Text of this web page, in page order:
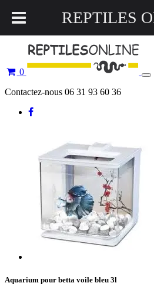
0
Contactez-nous 06 31 93 60 36
Aquarium pour betta voile bleu 3l
REPTILES